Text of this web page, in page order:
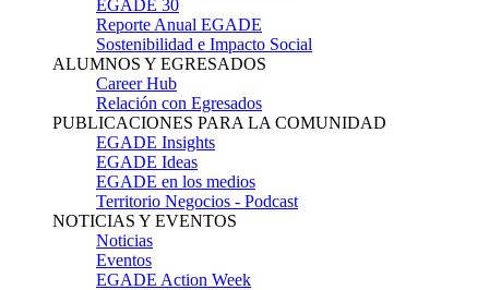
EGADE 30
Reporte Anual EGADE
Sostenibilidad e Impacto Social
ALUMNOS Y EGRESADOS
Career Hub
Relación con Egresados
PUBLICACIONES PARA LA COMUNIDAD
EGADE Insights
EGADE Ideas
EGADE en los medios
Territorio Negocios - Podcast
NOTICIAS Y EVENTOS
Noticias
Eventos
EGADE Action Week